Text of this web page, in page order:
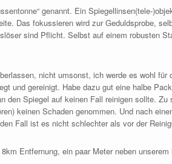
genannt. Ein Spiegellinsen(tele-
Das fokussieren wird zur Geduldsprobe,
sind Pflicht. Selbst auf einem robusten
nicht umsonst, ich werde es wohl
und gereinigt. Habe dazu gut eine halbe
den Spiegel auf keinen Fall reinigen sollte.
keinen Schaden genommen. Und nach
Fall ist es nicht schlechter als vor der
Entfernung, ein paar Meter neben unserem